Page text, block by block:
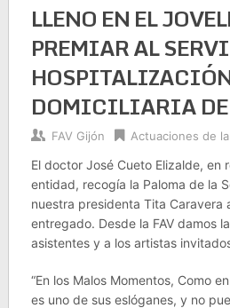
LLENO EN EL
PREMIAR AL
DOMICILIARIA DE
FAV Gijón Actuaciones de la
El doctor José Cueto Elizalde, en
entidad, recogía la Paloma de la
nuestra presidenta Tita Caravera
entregado. Desde la FAV damos
asistentes y a los artistas
“En los Malos Momentos, Como
es uno de sus eslóganes, y no